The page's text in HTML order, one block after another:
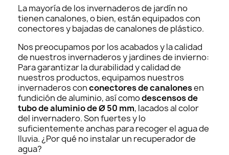
La mayoría de los invernaderos de jardín no
tienen canalones, o bien, están equipados con
conectores y bajadas de canalones de plástico.
Nos preocupamos por los acabados y la calidad
de nuestros invernaderos y jardines de invierno:
Para garantizar la durabilidad y calidad de
nuestros productos, equipamos nuestros
invernaderos conconectores de canalonesen
fundición de aluminio, así comodescensos de
tubo de aluminio de Ø 50 mm, lacados al color
del invernadero. Son fuertes y lo
suficientemente anchas para recoger el agua de
lluvia. ¿Por qué no instalar un recuperador de
agua?